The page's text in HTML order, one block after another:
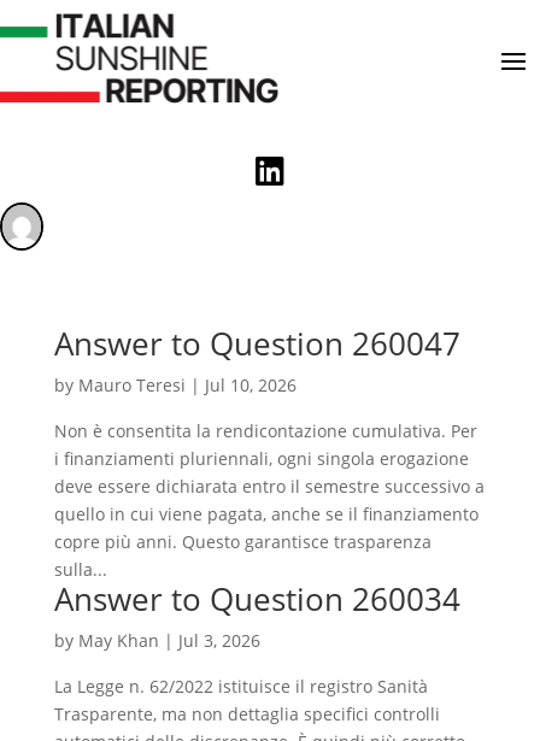

Answer to Question 260047
by Mauro Teresi | Jul 10, 2026
Non è consentita la rendicontazione cumulativa. Per
i finanziamenti pluriennali, ogni singola erogazione
deve essere dichiarata entro il semestre successivo a
quello in cui viene pagata, anche se il finanziamento
copre più anni. Questo garantisce trasparenza
sulla...
Answer to Question 260034
by May Khan | Jul 3, 2026
La Legge n. 62/2022 istituisce il registro Sanità
Trasparente, ma non dettaglia specifici controlli